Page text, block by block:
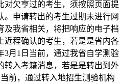
对欠亨过的考生，须按照页面提
。申请转出的考生过期未进行网
及我省相关，将把响应的电子档
近程确认的考生，若是是省内各
3月1日当前，通过我省自学测验
转入考籍消息，若是是转出到外
前，通过转入地招生测验机构